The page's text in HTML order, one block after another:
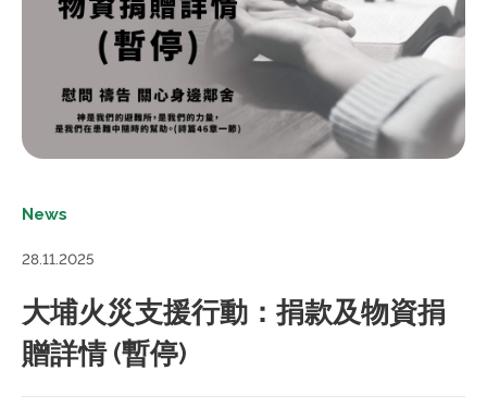
News
28.11.2025
大埔火災支援行動：捐款及物資捐
贈詳情 (暫停)